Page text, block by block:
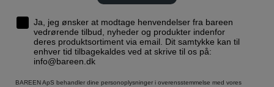
Ja, jeg ønsker at modtage henvendelser fra bareen
vedrørende tilbud, nyheder og produkter indenfor
deres produktsortiment via email. Dit samtykke kan til
enhver tid tilbagekaldes ved at skrive til os på:
info@bareen.dk
BAREEN ApS behandler dine personoplysninger i overensstemmelse med vores